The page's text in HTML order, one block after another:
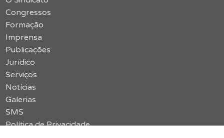
Congressos
Formação
Imprensa
Publicações
Jurídico
Serviços
Notícias
Galerias
SMS
Política de Privacidade